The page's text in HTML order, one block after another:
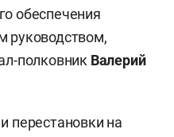
обеспечения
руководством,
полковник Валерий
перестановки на